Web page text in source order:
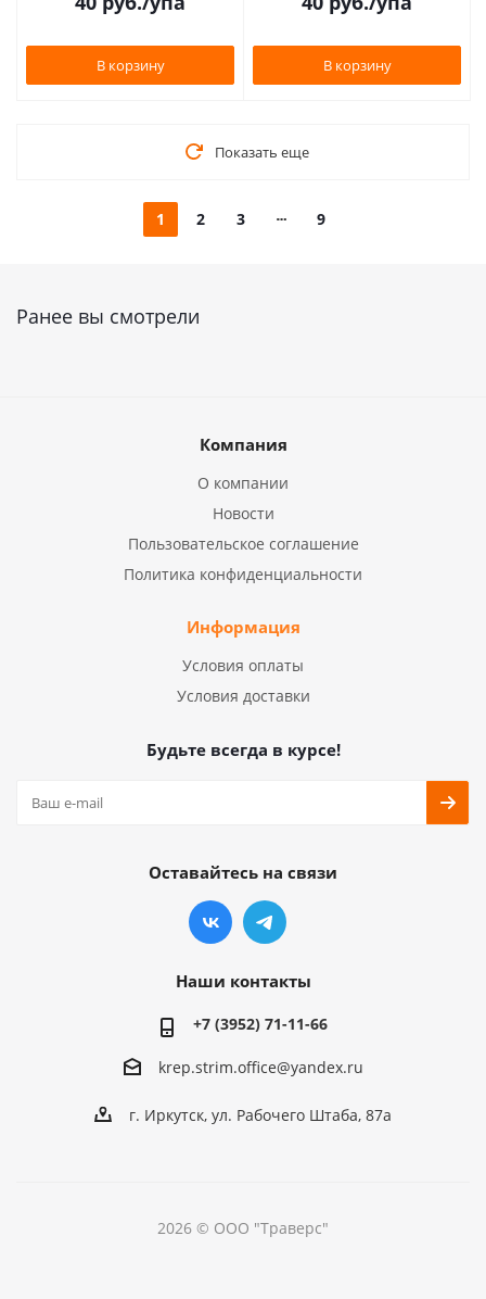
В корзину В корзину
Показать еще
1 2 3 9
Ранее вы смотрели
Компания
О компании
Новости
Пользовательское соглашение
Политика конфиденциальности
Информация
Условия оплаты
Условия доставки
Будьте всегда в курсе!
Оставайтесь на связи
Наши контакты
+7 (3952) 71-11-66
krep.strim.office@yandex.ru
г. Иркутск, ул. Рабочего Штаба, 87а
2026 © ООО "Траверс"